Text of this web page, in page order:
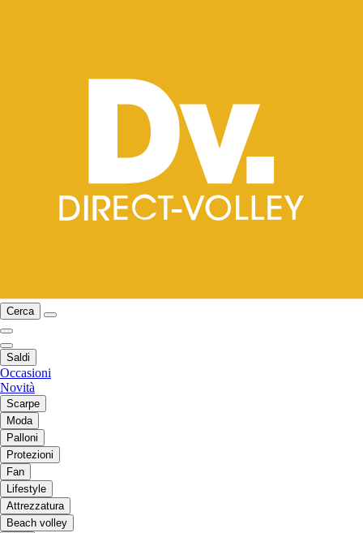
Cerca
Saldi
Occasioni
Novità
Scarpe
Moda
Palloni
Protezioni
Fan
Lifestyle
Attrezzatura
Beach volley